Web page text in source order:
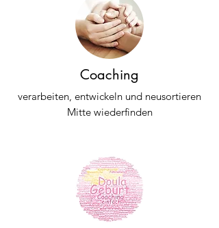
Coaching
verarbeiten, entwickeln und neusortieren
Mitte wiederfinden